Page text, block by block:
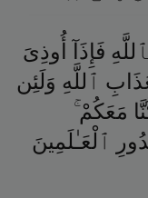
فَإِذَآ
أُوذِىَ
ٱللَّهِ وَلَئِن
مَعَكُمْ ۚ
ٱلْعَـٰلَمِينَ